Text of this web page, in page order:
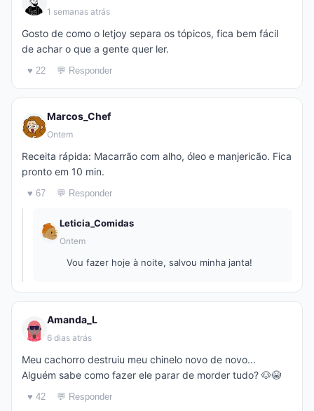
1 semanas atrás
Gosto de como o letjoy separa os tópicos, fica bem fácil
de achar o que a gente quer ler.
♥ 22 💬 Responder
Marcos_Chef
Ontem
Receita rápida: Macarrão com alho, óleo e manjericão. Fica
pronto em 10 min.
♥ 67 💬 Responder
Leticia_Comidas
Ontem
Vou fazer hoje à noite, salvou minha janta!
Amanda_L
6 dias atrás
Meu cachorro destruiu meu chinelo novo de novo...
Alguém sabe como fazer ele parar de morder tudo? 🐶😭
♥ 42 💬 Responder